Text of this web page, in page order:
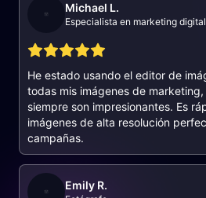
Michael L.
Especialista en marketing digital
He estado usando el editor de
todas mis imágenes de
siempre son impresionantes. Es
imágenes de alta resolución
campañas.
Emily R.